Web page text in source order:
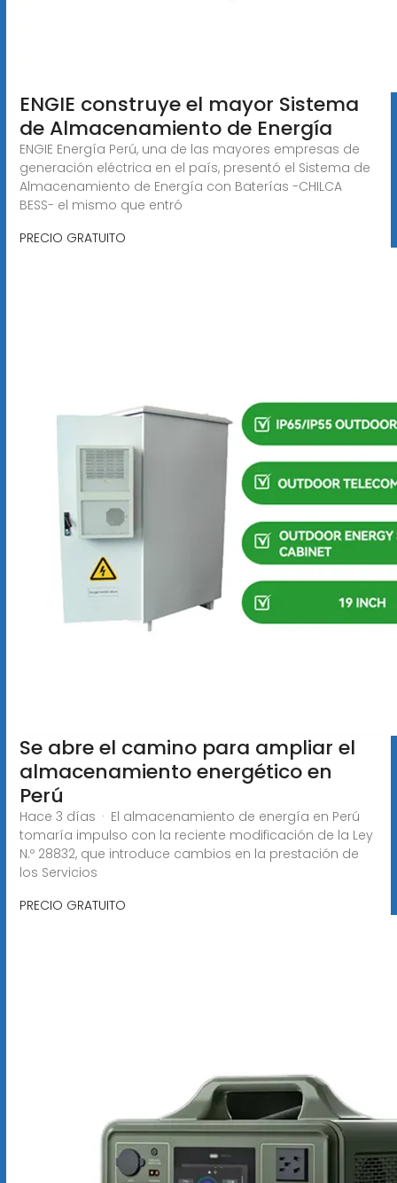
ENGIE construye el mayor Sistema
de Almacenamiento de Energía
ENGIE Energía Perú, una de las mayores empresas de
generación eléctrica en el país, presentó el Sistema de
Almacenamiento de Energía con Baterías -CHILCA
BESS- el mismo que entró
PRECIO GRATUITO
Se abre el camino para ampliar el
almacenamiento energético en
Perú
Hace 3 días · El almacenamiento de energía en Perú
tomaría impulso con la reciente modificación de la Ley
N.º 28832, que introduce cambios en la prestación de
los Servicios
PRECIO GRATUITO